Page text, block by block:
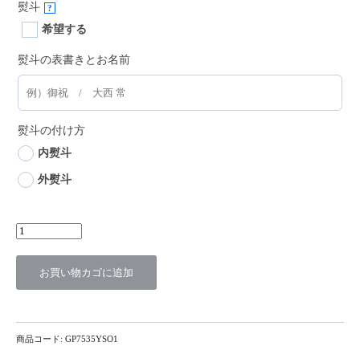
熨斗 ?
希望する
熨斗の表書きとお名前
熨斗の付け方
内熨斗
外熨斗
霞
渋
お買い物カゴに追加
商品コード: GP7535YSO1